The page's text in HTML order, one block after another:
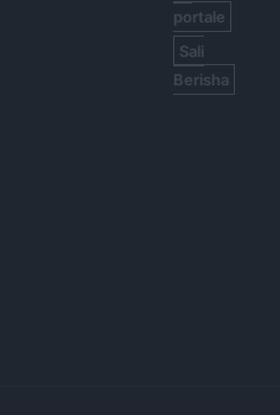
portale
Sali
Berisha